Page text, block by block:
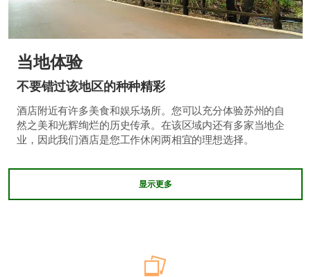
当地体验
不要错过该地区的种种精彩
酒店附近有许多美食和娱乐场所。您可以充分体验苏州的自
然之美和光辉绚烂的历史传承。在该区域内还有多家当地企
业，因此我们酒店是您工作休闲两相宜的理想选择。
显示更多